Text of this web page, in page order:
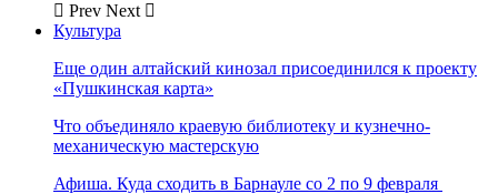
Prev Next
Культура
Еще один алтайский кинозал присоединился к проекту
«Пушкинская карта»
Что объединяло краевую библиотеку и кузнечно-
механическую мастерскую
Афиша. Куда сходить в Барнауле со 2 по 9 февраля